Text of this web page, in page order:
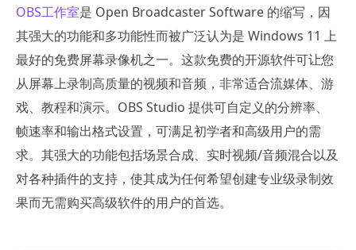
OBS工作室是 Open Broadcaster Software 的缩写，因
其强大的功能和多功能性而被广泛认为是 Windows 11 上
最好的免费屏幕录像机之一。这款免费的开源软件可让您
从屏幕上录制高质量的视频和音频，非常适合流媒体、游
戏、教程和演示。OBS Studio 提供可自定义的分辨率、
帧速率和输出格式设置，可满足初学者和高级用户的需
求。其强大的功能包括场景合成、实时视频/音频混合以及
对各种插件的支持，使其成为任何希望创建专业级录制效
果而无需购买高级软件的用户的首选。